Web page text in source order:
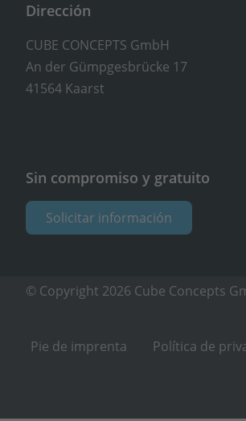
Dirección
CUBE CONCEPTS GmbH
An der Gümpgesbrücke 17
41564 Kaarst
Sin compromiso y gratuito
Solicitar información
© Copyright 2026 Cube Concepts
Pie de imprenta Política de